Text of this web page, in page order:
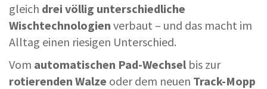
gleich drei völlig unterschiedliche
Wischtechnologien verbaut – und das macht im
Alltag einen riesigen Unterschied.
Vom automatischen Pad-Wechsel bis zur
rotierenden Walze oder dem neuen Track-Mopp